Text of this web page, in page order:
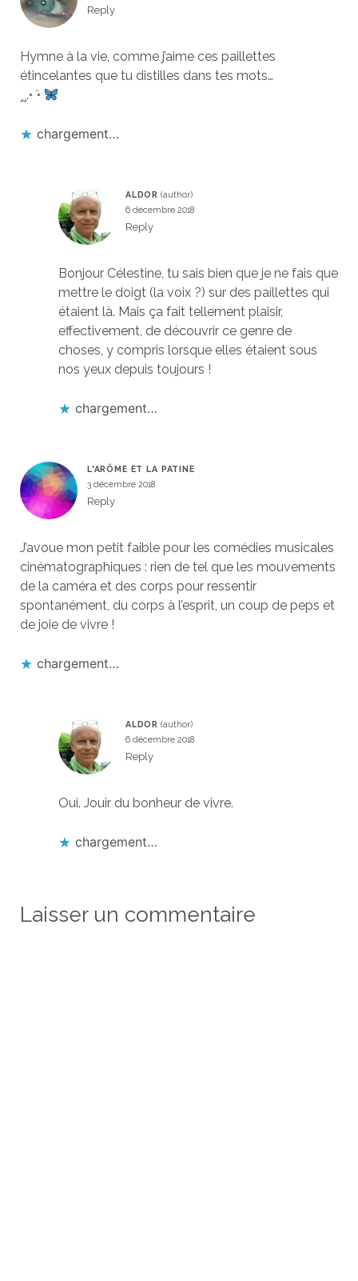
Reply
Hymne à la vie, comme j’aime ces paillettes
étincelantes que tu distilles dans tes mots…
¸¸.• ¨•
chargement…
ALDOR
6 décembre 2018
Reply
Bonjour Célestine, tu sais bien que je ne fais que
mettre le doigt (la voix ?) sur des paillettes qui
étaient là. Mais ça fait tellement plaisir,
effectivement, de découvrir ce genre de
choses, y compris lorsque elles étaient sous
nos yeux depuis toujours !
chargement…
L'ARÔME ET LA PATINE
3 décembre 2018
Reply
J’avoue mon petit faible pour les comédies musicales
cinématographiques : rien de tel que les mouvements
de la caméra et des corps pour ressentir
spontanément, du corps à l’esprit, un coup de peps et
de joie de vivre !
chargement…
ALDOR
6 décembre 2018
Reply
Oui. Jouir du bonheur de vivre.
chargement…
Laisser un commentaire